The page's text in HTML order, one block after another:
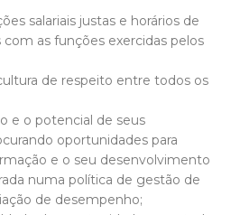
salariais justas e horários de
com as funções exercidas pelos
de respeito entre todos os
e o potencial de seus
oportunidades para
e o seu desenvolvimento
numa política de gestão de
de desempenho;